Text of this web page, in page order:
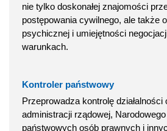
nie tylko doskonałej znajomości
postępowania cywilnego, ale także
psychicznej i umiejętności
warunkach.
Kontroler państwowy
Przeprowadza kontrolę działalności
administracji rządowej,
państwowych osób prawnych i